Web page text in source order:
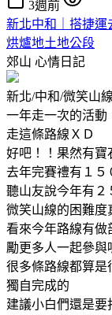
3週前
新北中和｜搭捷運
烘爐地土地公段
郊山 心情日記
新北/中和/微笑山
一年走一次的活動
走這條路線ＸＤ
好吧！！果然有寶
去年完賽禮有１５
聽山友說今年有２
微笑山線的困難度
看來今年路線有做
勵更多人一起參與
很多條路線都算是
獨自完成的
建議小白們還是